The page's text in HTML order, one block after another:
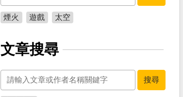
煙火 遊戲 太空
文章搜尋
關鍵字
搜尋